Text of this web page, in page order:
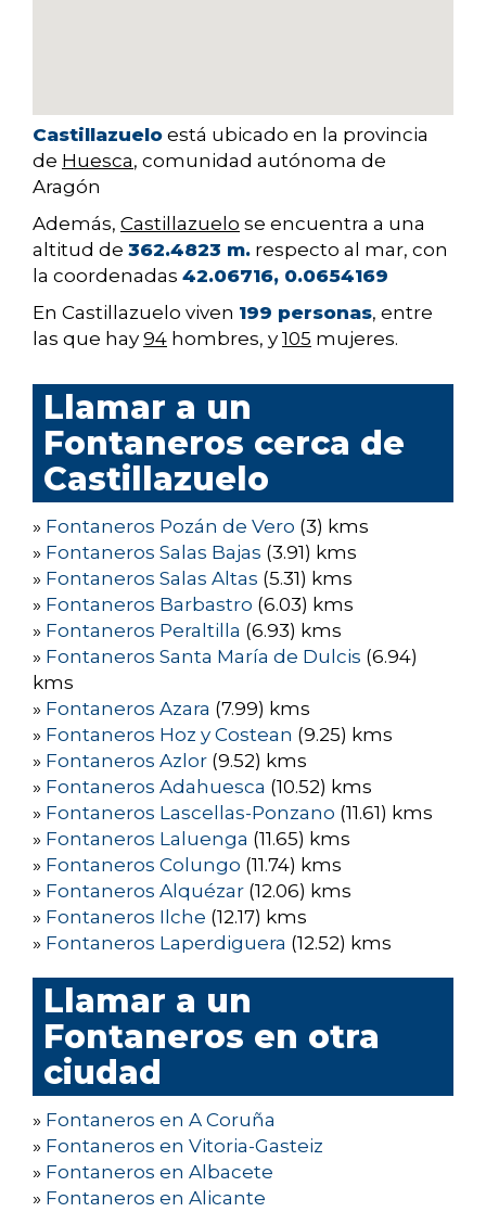
Castillazuelo está ubicado en la provincia
de Huesca, comunidad autónoma de
Aragón
Además, Castillazuelo se encuentra a una
altitud de 362.4823 m. respecto al mar, con
la coordenadas 42.06716, 0.0654169
En Castillazuelo viven 199 personas, entre
las que hay 94 hombres, y 105 mujeres.
Llamar a un
Fontaneros cerca de
Castillazuelo
» Fontaneros Pozán de Vero (3) kms
» Fontaneros Salas Bajas (3.91) kms
» Fontaneros Salas Altas (5.31) kms
» Fontaneros Barbastro (6.03) kms
» Fontaneros Peraltilla (6.93) kms
» Fontaneros Santa María de Dulcis (6.94)
kms
» Fontaneros Azara (7.99) kms
» Fontaneros Hoz y Costean (9.25) kms
» Fontaneros Azlor (9.52) kms
» Fontaneros Adahuesca (10.52) kms
» Fontaneros Lascellas-Ponzano (11.61) kms
» Fontaneros Laluenga (11.65) kms
» Fontaneros Colungo (11.74) kms
» Fontaneros Alquézar (12.06) kms
» Fontaneros Ilche (12.17) kms
» Fontaneros Laperdiguera (12.52) kms
Llamar a un
Fontaneros en otra
ciudad
» Fontaneros en A Coruña
» Fontaneros en Vitoria-Gasteiz
» Fontaneros en Albacete
» Fontaneros en Alicante